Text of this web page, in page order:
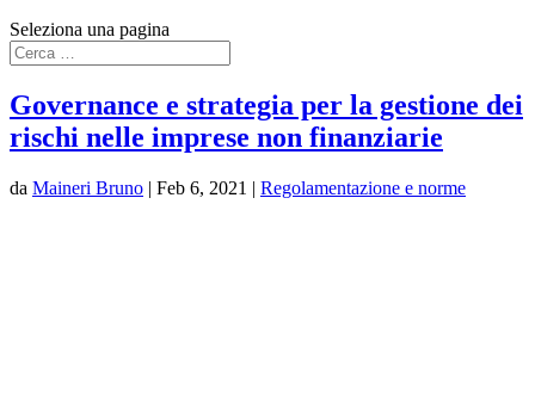
Seleziona una pagina
Governance e strategia per la gestione dei
rischi nelle imprese non finanziarie
da Maineri Bruno | Feb 6, 2021 | Regolamentazione e norme